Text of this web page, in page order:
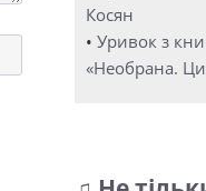
Косян
• Уривок з
«Необрана.